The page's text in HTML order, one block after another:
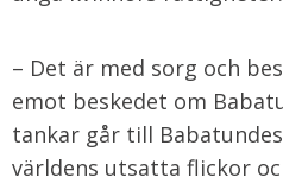
– Det är med sorg och
emot beskedet om
tankar går till
världens utsatta flickor